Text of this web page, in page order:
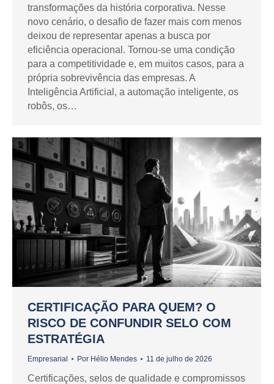
transformações da história corporativa. Nesse
novo cenário, o desafio de fazer mais com menos
deixou de representar apenas a busca por
eficiência operacional. Tornou-se uma condição
para a competitividade e, em muitos casos, para a
própria sobrevivência das empresas. A
Inteligência Artificial, a automação inteligente, os
robôs, os…
CERTIFICAÇÃO PARA QUEM? O
RISCO DE CONFUNDIR SELO COM
ESTRATÉGIA
Empresarial Por Hélio Mendes 11 de julho de 2026
Certificações, selos de qualidade e compromissos